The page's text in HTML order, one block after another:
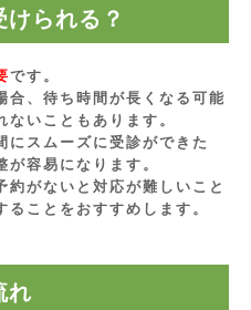
られる？
です。
合、待ち時間が長くなる可能
いこともあります。
にスムーズに受診ができた
容易になります。
約がないと対応が難しいこと
ことをおすすめします。
れ